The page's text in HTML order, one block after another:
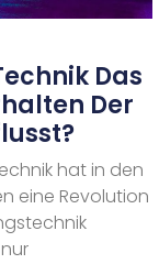
Das
Der
hat in den
eine Revolution